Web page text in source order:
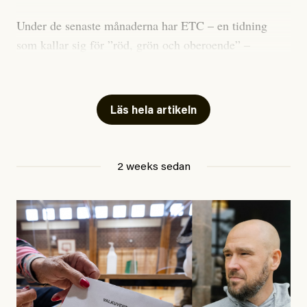
Under de senaste månaderna har ETC – en tidning
som kallar sig för ”röd, grön och oberoende” –
skriver för? Vad betyder det att vara en ”röd, grön och
oberoende” tidning? Och vad är egentligen bra
utpekas som israelisk infiltratör”. Enligt ingressen
handlar artikeln om en person vars ”bakgrund skapar
splittring och oro i rörelsen”. Problemet är att artikeln
skapar betydligt mer oro i palestinarörelsen – och den
oberoende vänstern – än den porträtterade personen
Läs hela artikeln
2 weeks sedan